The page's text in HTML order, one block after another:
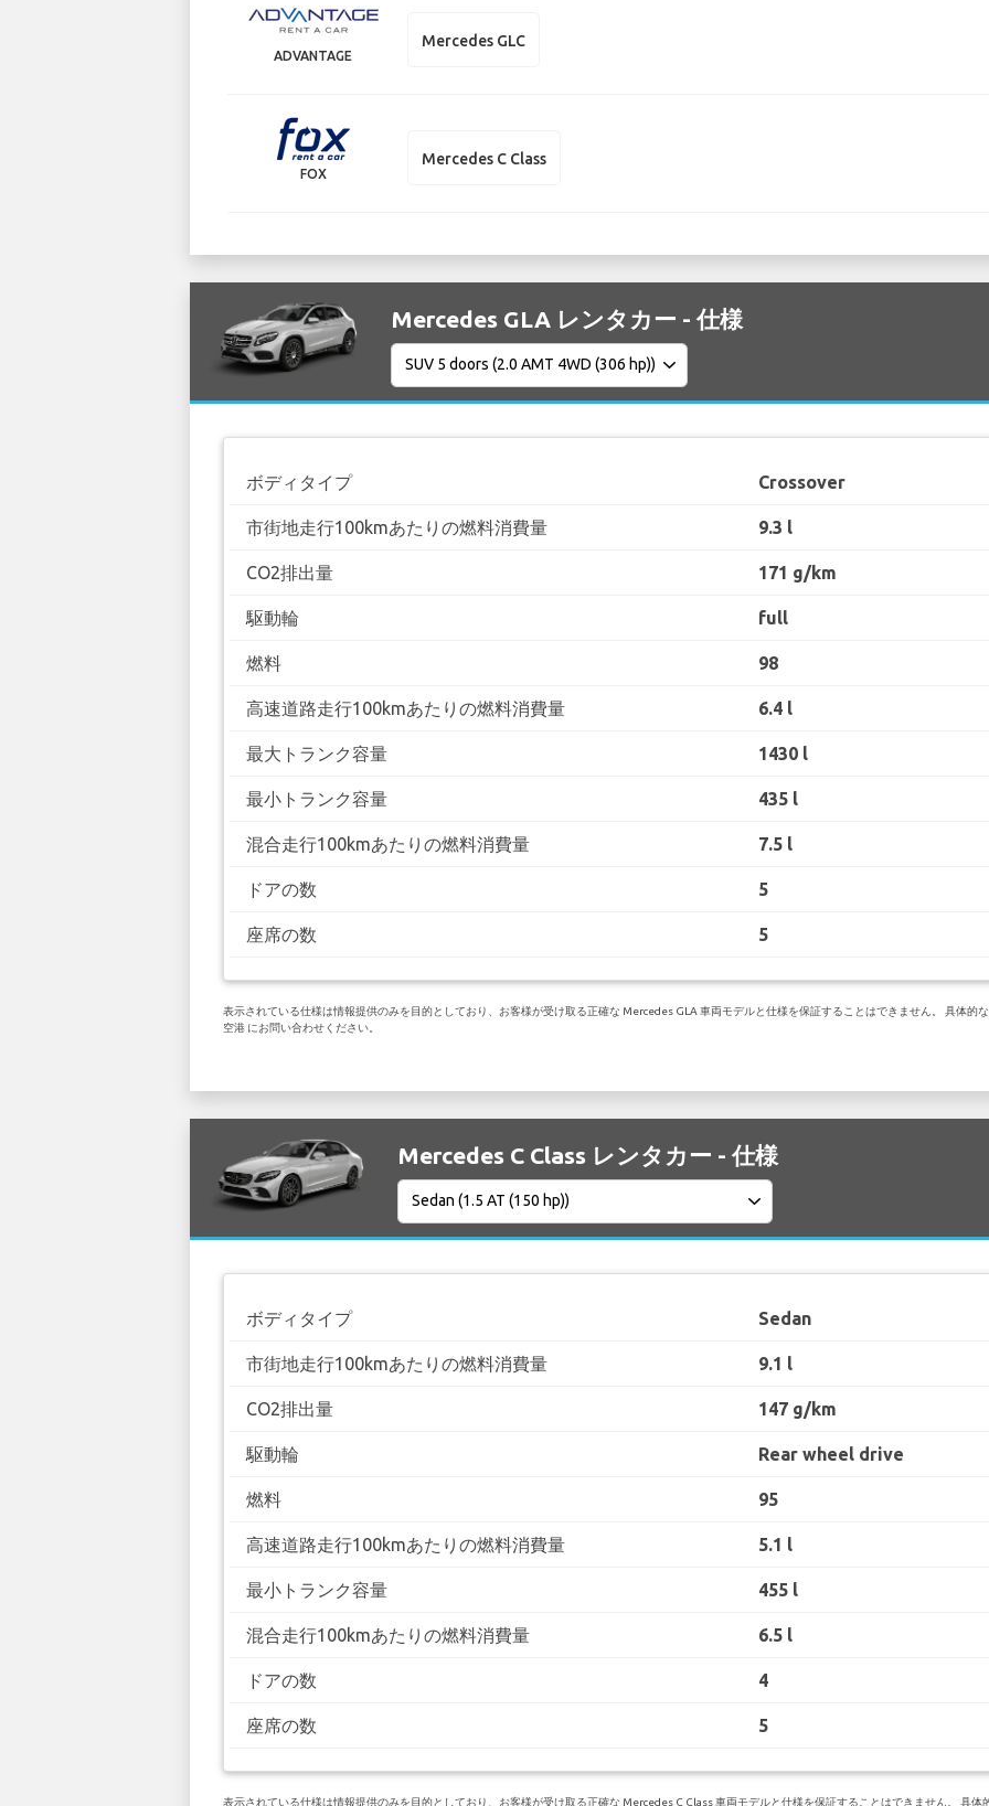
ADVANTAGE
Mercedes GLC
FOX
Mercedes C Class
Mercedes GLA レンタカー - 仕様
ボディタイプ Crossover
市街地走行100kmあたりの燃料消費量 9.3 l
CO2排出量 171 g/km
駆動輪 full
燃料 98
高速道路走行100kmあたりの燃料消費量 6.4 l
最大トランク容量 1430 l
最小トランク容量 435 l
混合走行100kmあたりの燃料消費量 7.5 l
ドアの数 5
座席の数 5
表示されている仕様は情報提供のみを目的としており、お客様が受け取る正確な Mercedes GLA 車両モデルと仕様を保証することはできません。 具体的
空港 にお問い合わせください。
Mercedes C Class レンタカー - 仕様
ボディタイプ Sedan
市街地走行100kmあたりの燃料消費量 9.1 l
CO2排出量 147 g/km
駆動輪 Rear wheel drive
燃料 95
高速道路走行100kmあたりの燃料消費量 5.1 l
最小トランク容量 455 l
混合走行100kmあたりの燃料消費量 6.5 l
ドアの数 4
座席の数 5
表示されている仕様は情報提供のみを目的としており、お客様が受け取る正確な Mercedes C Class 車両モデルと仕様を保証することはできません。 具